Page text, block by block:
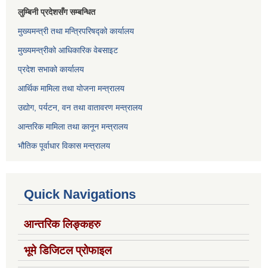
लुम्बिनी प्रदेशसँग सम्बन्धित
मुख्यमन्त्री तथा मन्त्रिपरिषद्को कार्यालय
मुख्यमन्त्रीको आधिकारिक वेबसाइट
प्रदेश सभाको कार्यालय
आर्थिक मामिला तथा योजना मन्त्रालय
उद्योग, पर्यटन, वन तथा वातावरण मन्त्रालय
आन्तरिक मामिला तथा कानून मन्त्रालय
भौतिक पूर्वाधार विकास मन्त्रालय
Quick Navigations
आन्तरिक लिङ्कहरु
भूमे डिजिटल प्रोफाइल